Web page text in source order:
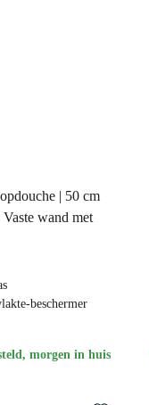
| 50 cm
wand met
beschermer
morgen in huis